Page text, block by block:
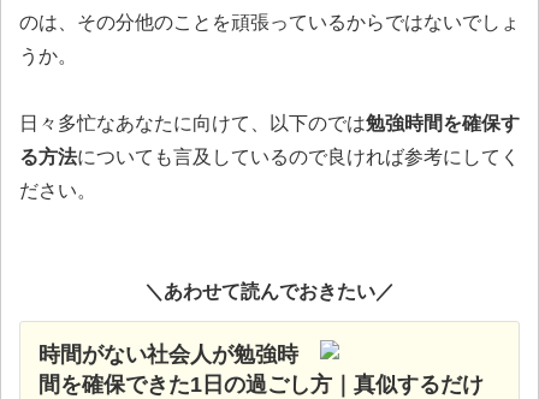
のは、その分他のことを頑張っているからではないでしょ
うか。
日々多忙なあなたに向けて、以下のでは勉強時間を確保す
る方法についても言及しているので良ければ参考にしてく
ださい。
＼あわせて読んでおきたい／
時間がない社会人が勉強時
間を確保できた1日の過ごし方｜真似するだけ